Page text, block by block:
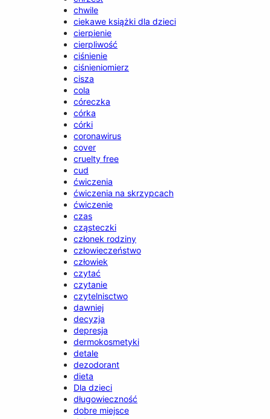
chwile
ciekawe książki dla dzieci
cierpienie
cierpliwość
ciśnienie
ciśnieniomierz
cisza
cola
córeczka
córka
córki
coronawirus
cover
cruelty free
cud
ćwiczenia
ćwiczenia na skrzypcach
ćwiczenie
czas
cząsteczki
członek rodziny
człowieczeństwo
człowiek
czytać
czytanie
czytelnisctwo
dawniej
decyzja
depresja
dermokosmetyki
detale
dezodorant
dieta
Dla dzieci
długowieczność
dobre miejsce